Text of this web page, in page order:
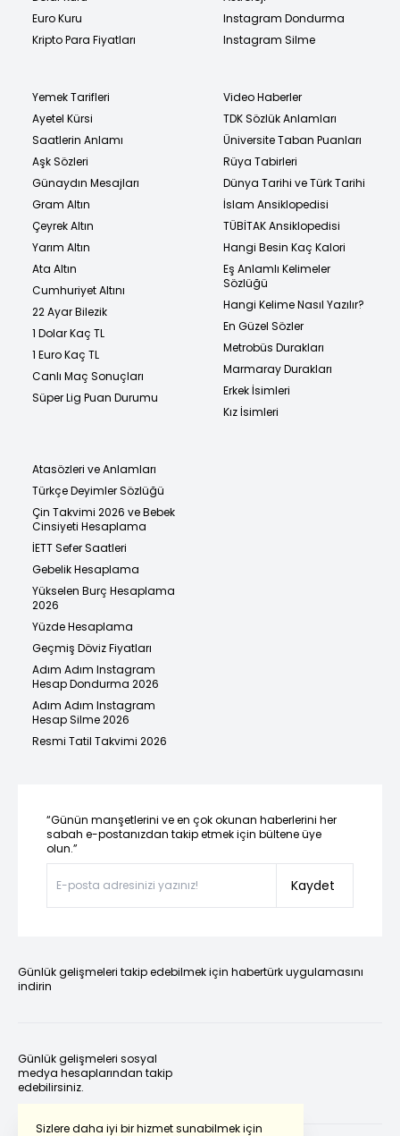
Sizlere daha iyi bir hizmet sunabilmek için
Euro Kuru
Kripto Para Fiyatları
Instagram Dondurma
Instagram Silme
Yemek Tarifleri
Ayetel Kürsi
Saatlerin Anlamı
Aşk Sözleri
Günaydın Mesajları
Gram Altın
Çeyrek Altın
Yarım Altın
Ata Altın
Cumhuriyet Altını
22 Ayar Bilezik
1 Dolar Kaç TL
1 Euro Kaç TL
Canlı Maç Sonuçları
Süper Lig Puan Durumu
Video Haberler
TDK Sözlük Anlamları
Üniversite Taban Puanları
Rüya Tabirleri
Dünya Tarihi ve Türk Tarihi
İslam Ansiklopedisi
TÜBİTAK Ansiklopedisi
Hangi Besin Kaç Kalori
Eş Anlamlı Kelimeler
Sözlüğü
Hangi Kelime Nasıl Yazılır?
En Güzel Sözler
Metrobüs Durakları
Marmaray Durakları
Erkek İsimleri
Kız İsimleri
Atasözleri ve Anlamları
Türkçe Deyimler Sözlüğü
Çin Takvimi 2026 ve Bebek
Cinsiyeti Hesaplama
İETT Sefer Saatleri
Gebelik Hesaplama
Yükselen Burç Hesaplama
2026
Yüzde Hesaplama
Geçmiş Döviz Fiyatları
Adım Adım Instagram
Hesap Dondurma 2026
Adım Adım Instagram
Hesap Silme 2026
Resmi Tatil Takvimi 2026
“Günün manşetlerini ve en çok okunan haberlerini her
sabah e-postanızdan takip etmek için bültene üye
olun.”
Kaydet
Günlük gelişmeleri takip edebilmek için habertürk uygulamasını
indirin
Günlük gelişmeleri sosyal
medya hesaplarından takip
edebilirsiniz.